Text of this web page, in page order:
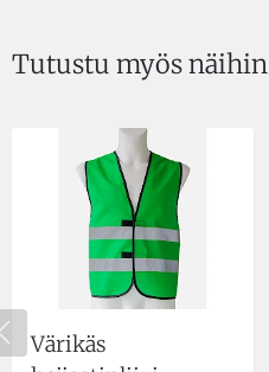
Tutustu myös näihin
Värikäs